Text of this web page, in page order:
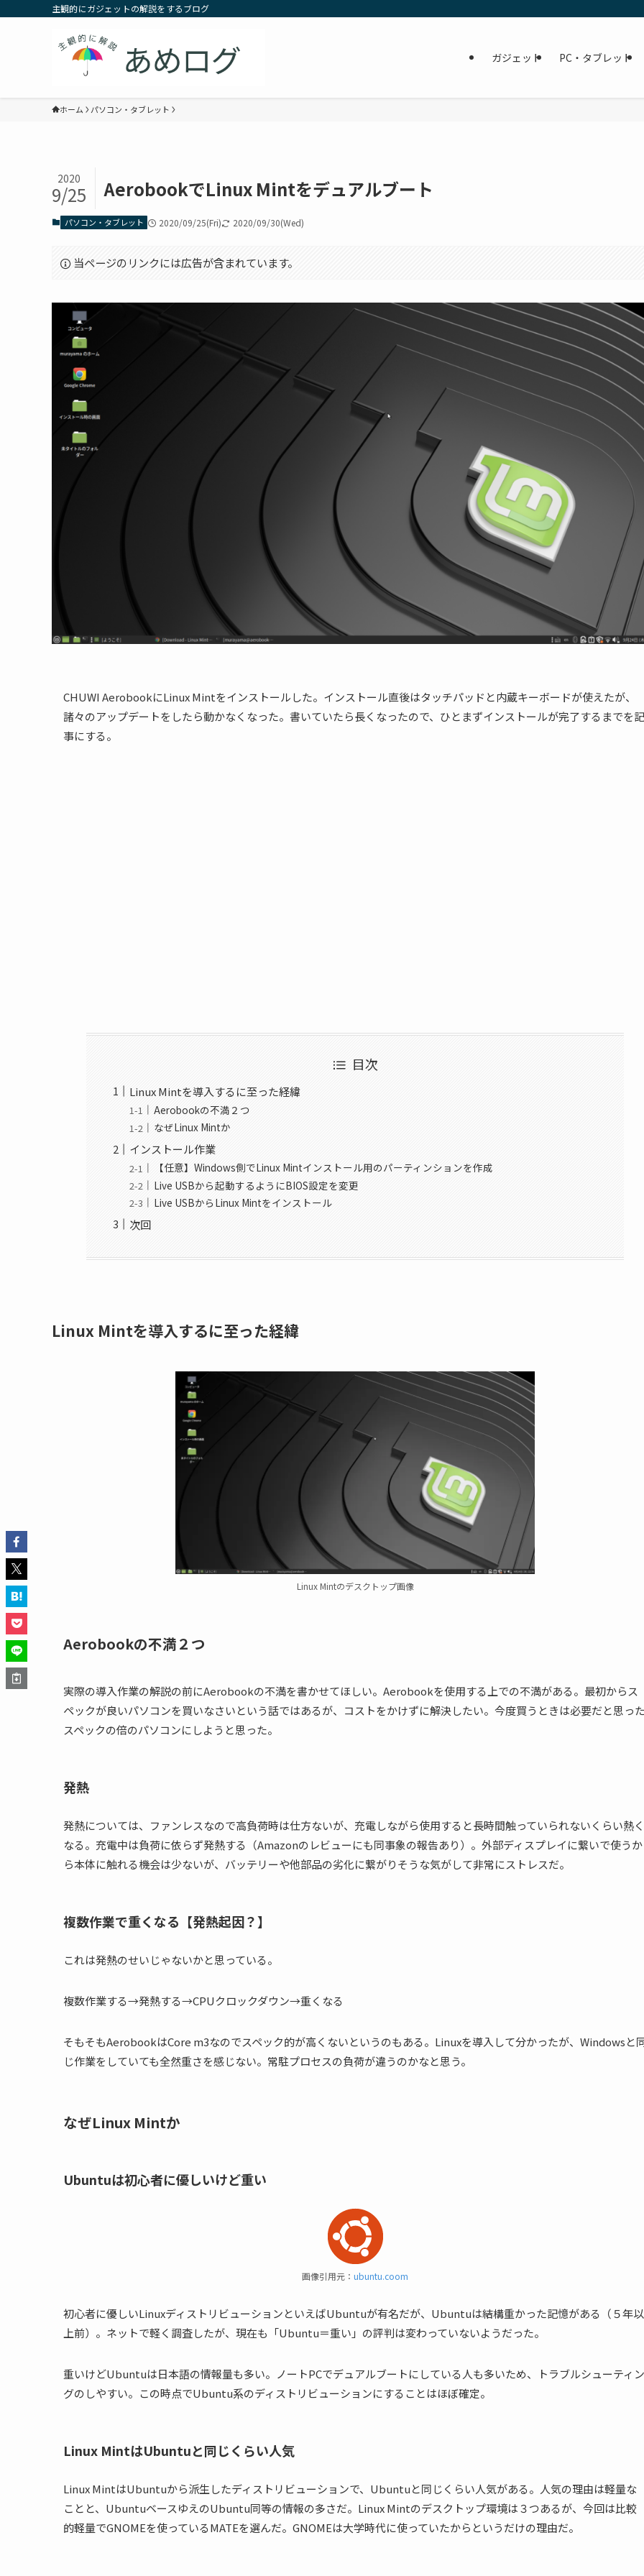
主観的にガジェットの解説をするブログ
ガジェット PC・タブレット
ホーム パソコン・タブレット
AerobookでLinux Mintをデュアルブート
2020
9/25
パソコン・タブレット 2020/09/25(Fri) 2020/09/30(Wed)
当ページのリンクには広告が含まれています。
CHUWI AerobookにLinux Mintをインストールした。インストール直後はタッチパッドと内蔵キーボードが使えたが、
諸々のアップデートをしたら動かなくなった。書いていたら長くなったので、ひとまずインストールが完了するまでを記
事にする。
目次
Linux Mintを導入するに至った経緯
Aerobookの不満２つ
なぜLinux Mintか
インストール作業
【任意】Windows側でLinux Mintインストール用のパーティンションを作成
Live USBから起動するようにBIOS設定を変更
Live USBからLinux Mintをインストール
次回
Linux Mintを導入するに至った経緯
Linux Mintのデスクトップ画像
Aerobookの不満２つ
実際の導入作業の解説の前にAerobookの不満を書かせてほしい。Aerobookを使用する上での不満がある。最初からス
ペックが良いパソコンを買いなさいという話ではあるが、 コストをかけずに解決したい。 今度買うときは必要だと思っ
スペックの倍のパソコンにしようと思った。
発熱
発熱については、ファンレスなので高負荷時は仕方ないが、充電しながら使用すると長時間触っていられないくらい熱く
なる。 充電中は負荷に依らず発熱する（Amazonのレビューにも同事象の報告あり）。 外部ディスプレイに繋いで使うか
ら本体に触れる機会は少ないが、バッテリーや他部品の劣化に繋がりそうな気がして非常にストレスだ。
複数作業で重くなる【発熱起因？】
これは発熱のせいじゃないかと思っている。
複数作業する→発熱する→CPUクロックダウン→重くなる
そもそもAerobookはCore m3なのでスペック的が高くないというのもある。Linuxを導入して分かったが、Windowsと
じ作業をしていても全然重さを感じない。常駐プロセスの負荷が違うのかなと思う。
なぜLinux Mintか
Ubuntuは初心者に優しいけど重い
画像引用元： ubuntu.coom
初心者に優しいLinuxディストリビューションといえばUbuntuが有名だが、Ubuntuは結構重かった記憶がある（５年以
上前）。ネットで軽く調査したが、現在も「Ubuntu＝重い」の評判は変わっていないようだった。
重いけどUbuntuは日本語の情報量も多い。ノートPCでデュアルブートにしている人も多いため、トラブルシューティン
グのしやすい。この時点でUbuntu系のディストリビューションにすることはほぼ確定。
Linux MintはUbuntuと同じくらい人気
Linux MintはUbuntuから派生したディストリビューションで、Ubuntuと同じくらい人気がある。 人気の理由は軽量な
ことと、UbuntuベースゆえのUbuntu同等の情報の多さだ。 Linux Mintのデスクトップ環境は３つあるが、今回は比較
的軽量でGNOMEを使っているMATEを選んだ。GNOMEは大学時代に使っていたからというだけの理由だ。